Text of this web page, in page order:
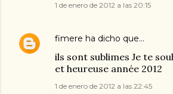
1 de enero de 2012 a las 20:15
fimere ha dicho que…
ils sont sublimes Je te
et heureuse année 2012
1 de enero de 2012 a las 22:45